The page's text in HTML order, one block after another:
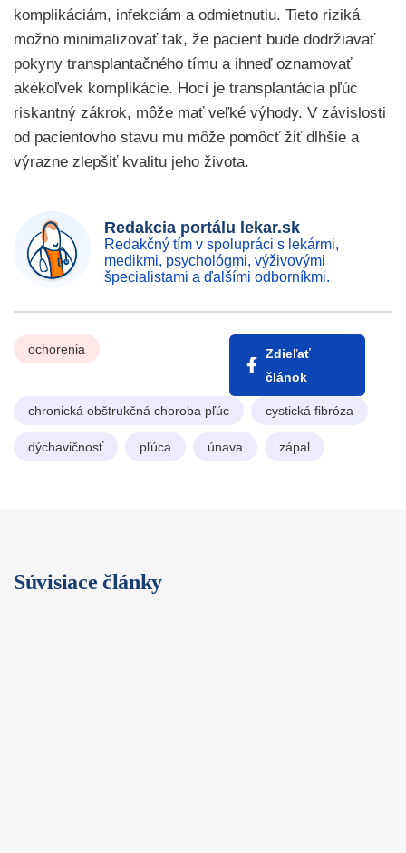
komplikáciám, infekciám a odmietnutiu. Tieto riziká
možno minimalizovať tak, že pacient bude dodržiavať
pokyny transplantačného tímu a ihneď oznamovať
akékoľvek komplikácie. Hoci je transplantácia pľúc
riskantný zákrok, môže mať veľké výhody. V závislosti
od pacientovho stavu mu môže pomôcť žiť dlhšie a
výrazne zlepšiť kvalitu jeho života.
Redakcia portálu lekar.sk
Redakčný tím v spolupráci s lekármi,
medikmi, psychológmi, výživovými
špecialistami a ďalšími odborníkmi.
ochorenia
Zdieľať
článok
chronická obštrukčná choroba pľúc cystická fibróza
dýchavičnosť pľúca únava zápal
Súvisiace články